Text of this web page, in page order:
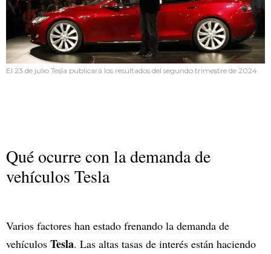
El 23 de julio Tesla publicará los resultados del segundo trimestre de 2024
Qué ocurre con la demanda de
vehículos Tesla
Varios factores han estado frenando la demanda de
vehículos Tesla. Las altas tasas de interés están haciendo